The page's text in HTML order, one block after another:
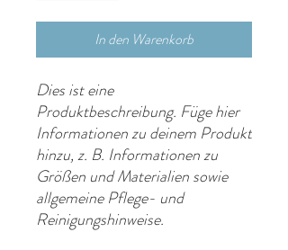
In den Warenkorb
Dies ist eine
Produktbeschreibung. Füge hier
Informationen zu deinem Produkt
hinzu, z. B. Informationen zu
Größen und Materialien sowie
allgemeine Pflege- und
Reinigungshinweise.